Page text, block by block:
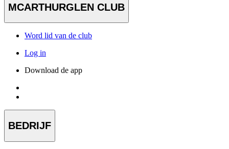
MCARTHURGLEN CLUB
Word lid van de club
Log in
Download de app
BEDRIJF